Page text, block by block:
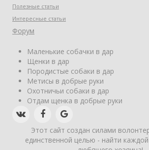
Полезные статьи
Интересные статьи
Форум
Маленькие собачки в дар
Щенки в дар
Породистые собаки в дар
Метисы в добрые руки
Охотничьи собаки в дар
Отдам щенка в добрые руки
Этот сайт создан силами
единственной целью - найти